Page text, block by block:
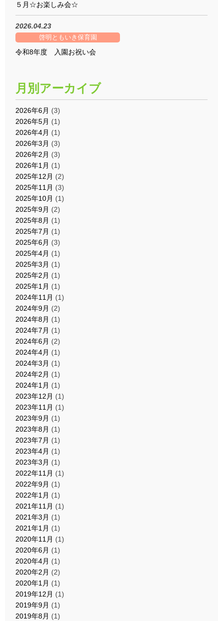
５月☆お楽しみ会☆
2026.04.23
啓明ともいき保育園
令和8年度 入園お祝い会
月別アーカイブ
2026年6月 (3)
2026年5月 (1)
2026年4月 (1)
2026年3月 (3)
2026年2月 (3)
2026年1月 (1)
2025年12月 (2)
2025年11月 (3)
2025年10月 (1)
2025年9月 (2)
2025年8月 (1)
2025年7月 (1)
2025年6月 (3)
2025年4月 (1)
2025年3月 (1)
2025年2月 (1)
2025年1月 (1)
2024年11月 (1)
2024年9月 (2)
2024年8月 (1)
2024年7月 (1)
2024年6月 (2)
2024年4月 (1)
2024年3月 (1)
2024年2月 (1)
2024年1月 (1)
2023年12月 (1)
2023年11月 (1)
2023年9月 (1)
2023年8月 (1)
2023年7月 (1)
2023年4月 (1)
2023年3月 (1)
2022年11月 (1)
2022年9月 (1)
2022年1月 (1)
2021年11月 (1)
2021年3月 (1)
2021年1月 (1)
2020年11月 (1)
2020年6月 (1)
2020年4月 (1)
2020年2月 (2)
2020年1月 (1)
2019年12月 (1)
2019年9月 (1)
2019年8月 (1)